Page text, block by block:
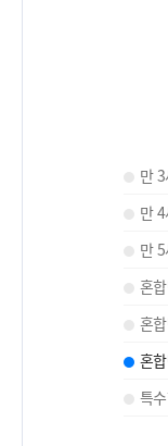
만
만
만
혼
혼
혼
특